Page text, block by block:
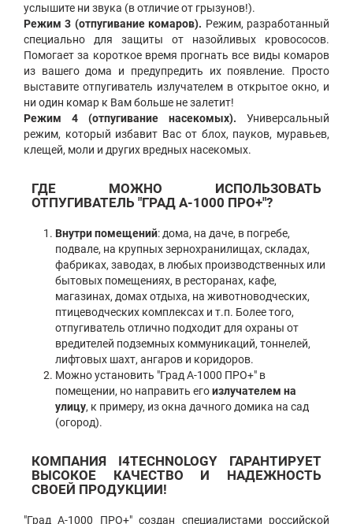
услышите ни звука (в отличие от грызунов!).
Режим 3 (отпугивание комаров). Режим, разработанный
специально для защиты от назойливых кровососов.
Помогает за короткое время прогнать все виды комаров
из вашего дома и предупредить их появление. Просто
выставите отпугиватель излучателем в открытое окно, и
ни один комар к Вам больше не залетит!
Режим 4 (отпугивание насекомых). Универсальный
режим, который избавит Вас от блох, пауков, муравьев,
клещей, моли и других вредных насекомых.
ГДЕ МОЖНО ИСПОЛЬЗОВАТЬ
ОТПУГИВАТЕЛЬ "ГРАД А-1000 ПРО+"?
Внутри помещений: дома, на даче, в погребе,
подвале, на крупных зернохранилищах, складах,
фабриках, заводах, в любых производственных или
бытовых помещениях, в ресторанах, кафе,
магазинах, домах отдыха, на животноводческих,
птицеводческих комплексах и т.п. Более того,
отпугиватель отлично подходит для охраны от
вредителей подземных коммуникаций, тоннелей,
лифтовых шахт, ангаров и коридоров.
Можно установить "Град А-1000 ПРО+" в
помещении, но направить егоизлучателем на
улицу, к примеру, из окна дачного домика на сад
(огород).
КОМПАНИЯ I4TECHNOLOGY ГАРАНТИРУЕТ
ВЫСОКОЕ КАЧЕСТВО И НАДЕЖНОСТЬ
СВОЕЙ ПРОДУКЦИИ!
"Град А-1000 ПРО+" создан специалистами российской